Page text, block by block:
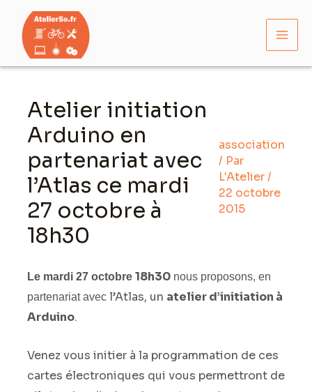
contenu
Atelier initiation
Arduino en
partenariat avec
l’Atlas ce mardi
27 octobre à
18h30
association
/ Par
L'Atelier/
22 octobre
2015
Le mardi 27 octobre 18h30 nous proposons, en
partenariat avecl’Atlas, un atelier d’initiation à
Arduino.
Venez vous initier à la programmation de ces
cartes électroniques qui vous permettront de
Navigation
articles